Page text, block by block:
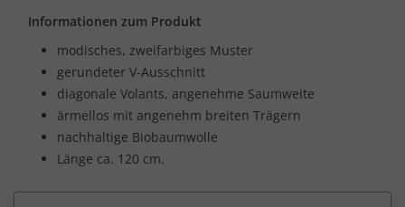
Informationen zum Produkt
modisches, zweifarbiges Muster
gerundeter V-Ausschnitt
diagonale Volants, angenehme Saumweite
ärmellos mit angenehm breiten Trägern
nachhaltige Biobaumwolle
Länge ca. 120 cm.